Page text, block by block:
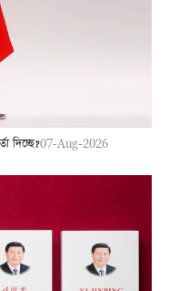
দিচ্ছে?07-Aug-2026